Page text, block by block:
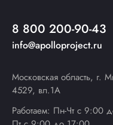
8 800 200-90-43
info@apolloproject.ru
Московская область, г.
4529, вл.1А
Работаем: Пн-Чт с 9:00